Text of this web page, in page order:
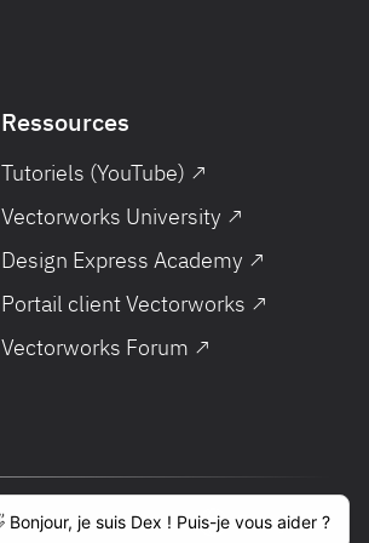
Ressources
Tutoriels (YouTube) ↗
Vectorworks University ↗
Design Express Academy ↗
Portail client Vectorworks ↗
Vectorworks Forum ↗
Français